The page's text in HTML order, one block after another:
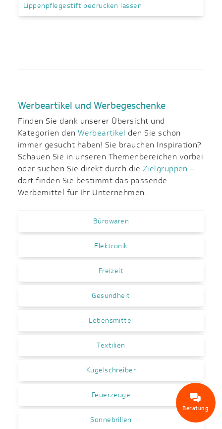
Lippenpflegestift bedrucken lassen
Werbeartikel und Werbegeschenke
Finden Sie dank unserer Übersicht und
Kategorien denWerbeartikel den Sie schon
immer gesucht haben! Sie brauchen Inspiration?
Schauen Sie in unseren Themenbereichen vorbei
oder suchen Sie direkt durch die Zielgruppen –
dort finden Sie bestimmt das passende
Werbemittel für Ihr Unternehmen.
Bürowaren
Elektronik
Freizeit
Gesundheit
Lebensmittel
Textilien
Kugelschreiber
Feuerzeuge
Sonnebrillen
Beratung